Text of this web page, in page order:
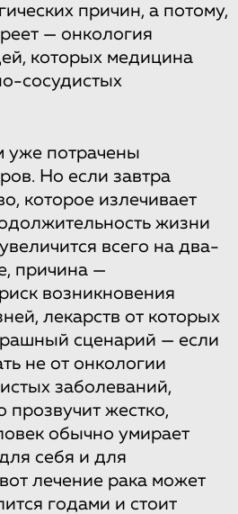
причин, а потому,
— онкология
которых медицина
сосудистых
уже потрачены
Но если завтра
которое излечивает
жизни
всего на два-
причина —
возникновения
лекарств от которых
сценарий — если
не от онкологии
заболеваний,
прозвучит жестко,
обычно умирает
себя и для
лечение рака может
годами и стоит